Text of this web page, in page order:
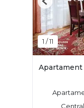
1 /11
Previous
Apartament